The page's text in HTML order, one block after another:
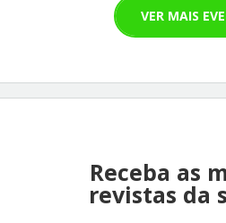
VER MAIS
Receba as
revistas da